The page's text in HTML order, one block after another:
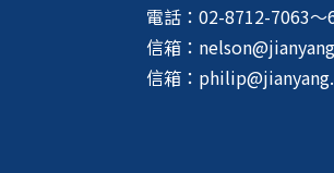
電話：02-8712-7063～
信箱：
信箱：